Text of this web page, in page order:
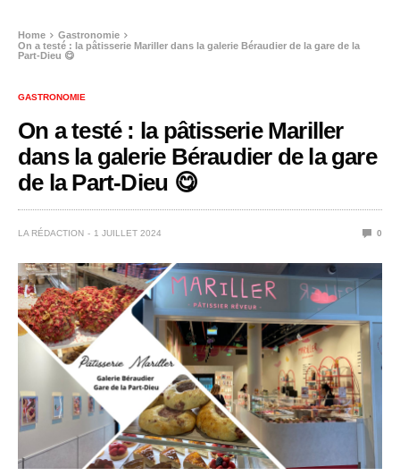
Home
Gastronomie
On a testé : la pâtisserie Mariller dans la galerie Béraudier de la gare de la
Part-Dieu 😋
GASTRONOMIE
On a testé : la pâtisserie Mariller
dans la galerie Béraudier de la gare
de la Part-Dieu 😋
LA RÉDACTION 1 JUILLET 2024 0